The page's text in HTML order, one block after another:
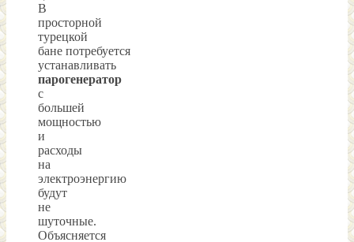
В
просторной
турецкой
бане потребуется
устанавливать
парогенератор
с
большей
мощностью
и
расходы
на
электроэнергию
будут
не
шуточные.
Объясняется